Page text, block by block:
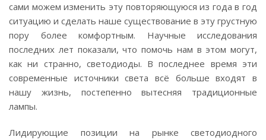
сами можем изменить эту повторяющуюся из года в год
ситуацию и сделать наше существование в эту грустную
пору более комфортным. Научные исследования
последних лет показали, что помочь нам в этом могут,
как ни странно, светодиоды. В последнее время эти
современные источники света всё больше входят в
нашу жизнь, постепенно вытесняя традиционные
лампы.
Лидирующие позиции на рынке светодиодного